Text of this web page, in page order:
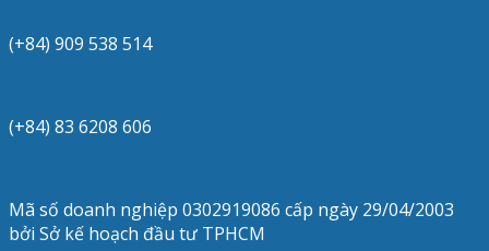
(+84) 909 538 514
(+84) 83 6208 606
Mã số doanh nghiệp 0302919086 cấp ngày 29/04/2003
bởi Sở kế hoạch đầu tư TPHCM